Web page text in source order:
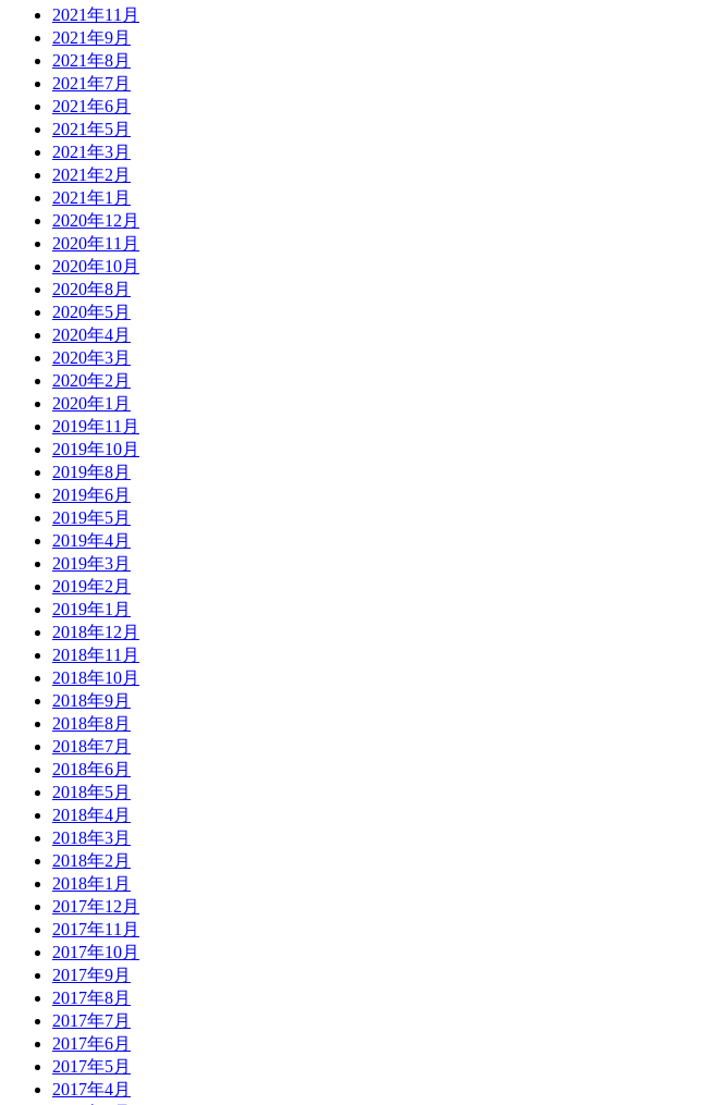
2021年11月
2021年9月
2021年8月
2021年7月
2021年6月
2021年5月
2021年3月
2021年2月
2021年1月
2020年12月
2020年11月
2020年10月
2020年8月
2020年5月
2020年4月
2020年3月
2020年2月
2020年1月
2019年11月
2019年10月
2019年8月
2019年6月
2019年5月
2019年4月
2019年3月
2019年2月
2019年1月
2018年12月
2018年11月
2018年10月
2018年9月
2018年8月
2018年7月
2018年6月
2018年5月
2018年4月
2018年3月
2018年2月
2018年1月
2017年12月
2017年11月
2017年10月
2017年9月
2017年8月
2017年7月
2017年6月
2017年5月
2017年4月